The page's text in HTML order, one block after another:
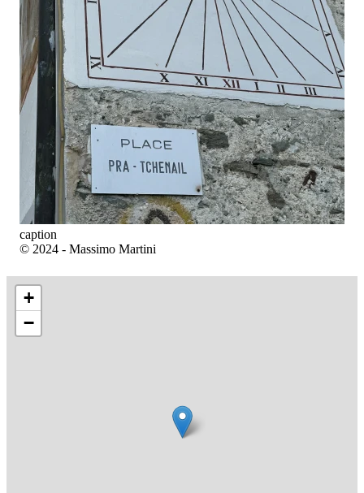
caption
© 2024 - Massimo Martini
+
−